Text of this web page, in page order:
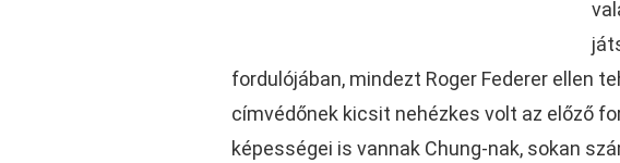
fordulójában, mindezt Roger Federer ellen
címvédőnek kicsit nehézkes volt az előző
képességei is vannak Chung-nak, sokan